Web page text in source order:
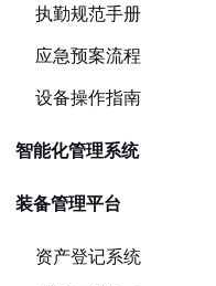
执勤规范手册
应急预案流程
设备操作指南
智能化管理系统
装备管理平台
资产登记系统